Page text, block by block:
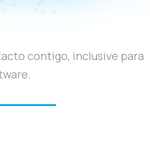
contigo, inclusive para